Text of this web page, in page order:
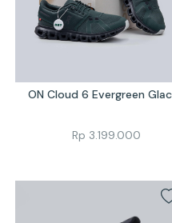
ON Cloud 6 Evergreen
Rp 3.199.000